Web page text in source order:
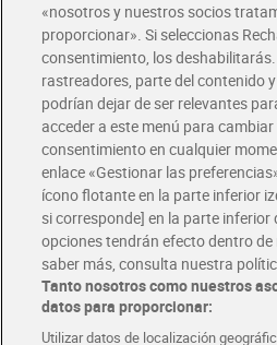
Glovo y Uber Eats
Solicita tu factura de Glovo o Uber Eats
Únete al CLUB Dia
Disfruta las ventajas y ofertas
Descárgate la APP Dia
Folletos y Tiendas
Descubre las mejores ofertas y busca
Tarjeta MaX Dia
Te devuelve hasta 8€/mes de tus
¡Solicita tu tarjeta de crédito aquí!
«nosotros y nuestros socios
proporcionar». Si seleccionas
consentimiento, los
rastreadores, parte del contenido
podrían dejar de ser relevantes
acceder a este menú para
consentimiento en cualquier
enlace «Gestionar las
ícono flotante en la parte inferior
si corresponde] en la parte inferior
opciones tendrán efecto dentro
saber más, consulta nuestra
Tanto nosotros como nuestros
datos para proporcionar:
Utilizar datos de localización